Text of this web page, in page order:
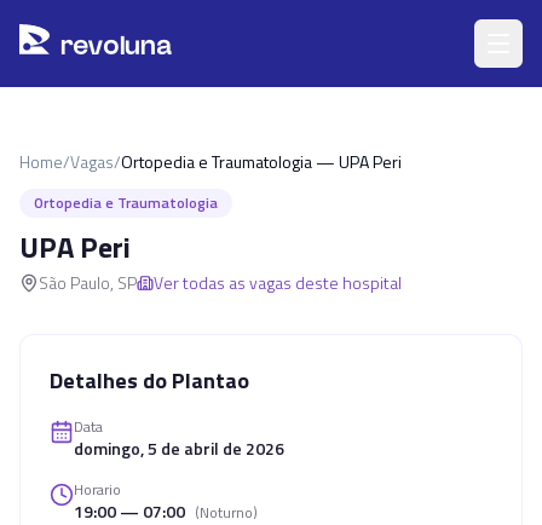
revoluna
Home/Vagas/Ortopedia e Traumatologia — UPA Peri
Ortopedia e Traumatologia
UPA Peri
São Paulo, SP Ver todas as vagas deste hospital
Detalhes do Plantao
Data
domingo, 5 de abril de 2026
Horario
19:00 — 07:00 (Noturno)